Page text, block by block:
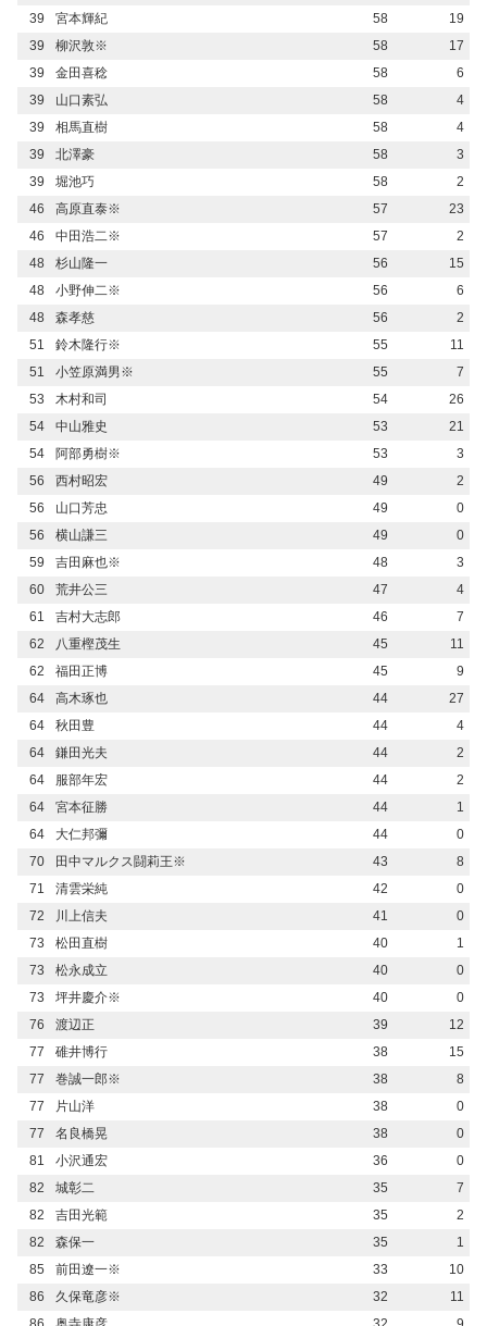
39
宮本輝紀 58
19
39
柳沢敦※ 58
17
39
金田喜稔 58
6
39
山口素弘 58
4
39
相馬直樹 58
4
39
北澤豪 58
3
39
堀池巧 58
2
46
高原直泰※ 57
23
46
中田浩二※ 57
2
48
杉山隆一 56
15
48
小野伸二※ 56
6
48
森孝慈 56
2
51
鈴木隆行※ 55
11
51
小笠原満男※ 55
7
53
木村和司 54
26
54
中山雅史 53
21
54
阿部勇樹※ 53
3
56
西村昭宏 49
2
56
山口芳忠 49
0
56
横山謙三 49
0
59
吉田麻也※ 48
3
60
荒井公三 47
4
61
吉村大志郎 46
7
62
八重樫茂生 45
11
62
福田正博 45
9
64
高木琢也 44
27
64
秋田豊 44
4
64
鎌田光夫 44
2
64
服部年宏 44
2
64
宮本征勝 44
1
64
大仁邦彌 44
0
70
田中マルクス闘莉王※ 43
8
71
清雲栄純 42
0
72
川上信夫 41
0
73
松田直樹 40
1
73
松永成立 40
0
73
坪井慶介※ 40
0
76
渡辺正 39
12
77
碓井博行 38
15
77
巻誠一郎※ 38
8
77
片山洋 38
0
77
名良橋晃 38
0
81
小沢通宏 36
0
82
城彰二 35
7
82
吉田光範 35
2
82
森保一 35
1
85
前田遼一※ 33
10
86
久保竜彦※ 32
11